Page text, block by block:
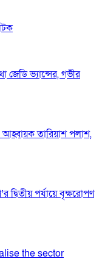
জেডি ভ্যান্সের, গভীর
তারিয়াশ পলাশ,
দ্বিতীয় পর্যায়ে বৃক্ষরোপণ
the sector